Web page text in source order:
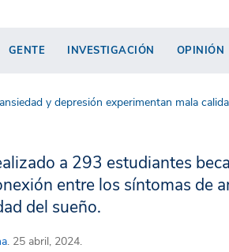
GENTE INVESTIGACIÓN OPINIÓN
y depresión experimentan mala
a 293 estudiantes
entre los síntomas de
del sueño.
. 25 abril, 2024.